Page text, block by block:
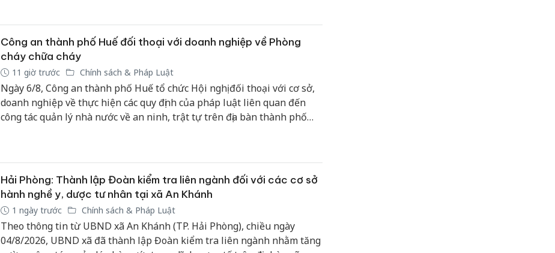
Công an thành phố Huế đối thoại với doanh nghiệp về Phòng
cháy chữa cháy
11 giờ trước Chính sách & Pháp Luật
Ngày 6/8, Công an thành phố Huế tổ chức Hội nghị đối thoại với cơ sở,
doanh nghiệp về thực hiện các quy định của pháp luật liên quan đến
công tác quản lý nhà nước về an ninh, trật tự trên địa bàn thành phố
Hải Phòng: Thành lập Đoàn kiểm tra liên ngành đối với các cơ sở
hành nghề y, dược tư nhân tại xã An Khánh
1 ngày trước Chính sách & Pháp Luật
Theo thông tin từ UBND xã An Khánh (TP. Hải Phòng), chiều ngày
04/8/2026, UBND xã đã thành lập Đoàn kiểm tra liên ngành nhằm tăng